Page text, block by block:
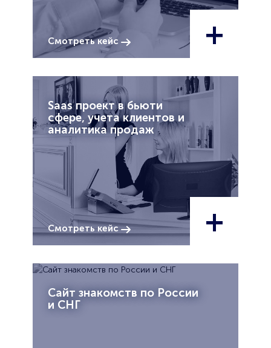
Смотреть кейс +
Saas проект в бьюти
сфере, учета клиентов и
аналитика продаж
Смотреть кейс +
Сайт знакомств по России
и СНГ